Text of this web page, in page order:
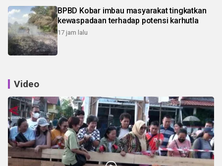
BPBD Kobar imbau masyarakat tingkatkan
kewaspadaan terhadap potensi karhutla
17 jam lalu
Video